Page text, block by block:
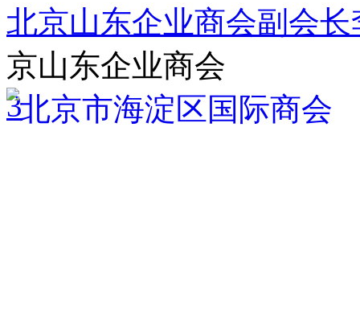
北京山东企业商会副会
京山东企业商会
3